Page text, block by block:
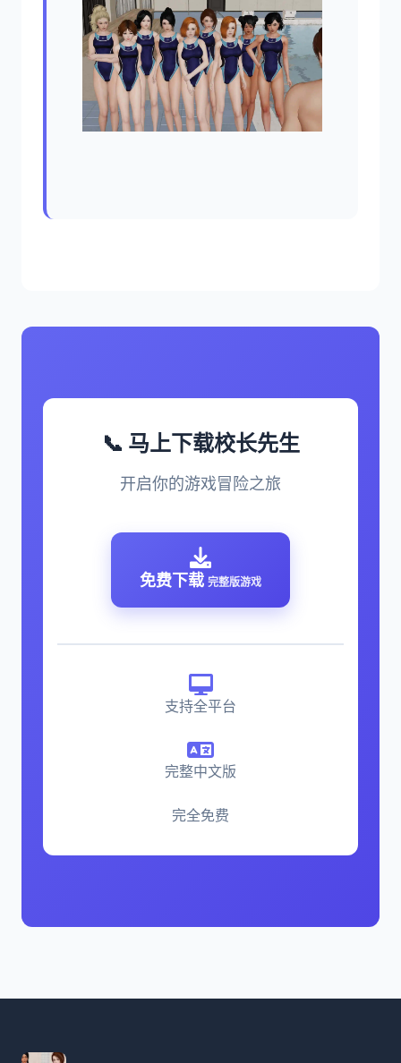
📞 马上下载校长先生
开启你的游戏冒险之旅
免费下载 完整版游戏
支持全平台
完整中文版
完全免费